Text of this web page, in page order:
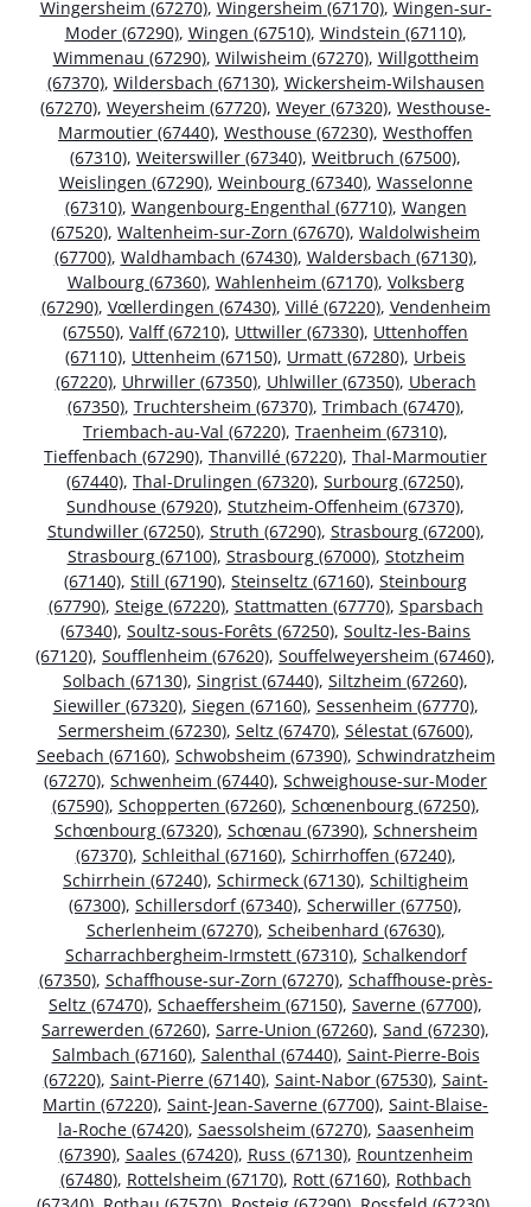
Wingersheim (67270), Wingersheim (67170), Wingen-sur-
Moder (67290), Wingen (67510), Windstein (67110),
Wimmenau (67290), Wilwisheim (67270), Willgottheim
(67370), Wildersbach (67130), Wickersheim-Wilshausen
(67270), Weyersheim (67720), Weyer (67320), Westhouse-
Marmoutier (67440), Westhouse (67230), Westhoffen
(67310), Weiterswiller (67340), Weitbruch (67500),
Weislingen (67290), Weinbourg (67340), Wasselonne
(67310), Wangenbourg-Engenthal (67710), Wangen
(67520), Waltenheim-sur-Zorn (67670), Waldolwisheim
(67700), Waldhambach (67430), Waldersbach (67130),
Walbourg (67360), Wahlenheim (67170), Volksberg
(67290), Vœllerdingen (67430), Villé (67220), Vendenheim
(67550), Valff (67210), Uttwiller (67330), Uttenhoffen
(67110), Uttenheim (67150), Urmatt (67280), Urbeis
(67220), Uhrwiller (67350), Uhlwiller (67350), Uberach
(67350), Truchtersheim (67370), Trimbach (67470),
Triembach-au-Val (67220), Traenheim (67310),
Tieffenbach (67290), Thanvillé (67220), Thal-Marmoutier
(67440), Thal-Drulingen (67320), Surbourg (67250),
Sundhouse (67920), Stutzheim-Offenheim (67370),
Stundwiller (67250), Struth (67290), Strasbourg (67200),
Strasbourg (67100), Strasbourg (67000), Stotzheim
(67140), Still (67190), Steinseltz (67160), Steinbourg
(67790), Steige (67220), Stattmatten (67770), Sparsbach
(67340), Soultz-sous-Forêts (67250), Soultz-les-Bains
(67120), Soufflenheim (67620), Souffelweyersheim (67460),
Solbach (67130), Singrist (67440), Siltzheim (67260),
Siewiller (67320), Siegen (67160), Sessenheim (67770),
Sermersheim (67230), Seltz (67470), Sélestat (67600),
Seebach (67160), Schwobsheim (67390), Schwindratzheim
(67270), Schwenheim (67440), Schweighouse-sur-Moder
(67590), Schopperten (67260), Schœnenbourg (67250),
Schœnbourg (67320), Schœnau (67390), Schnersheim
(67370), Schleithal (67160), Schirrhoffen (67240),
Schirrhein (67240), Schirmeck (67130), Schiltigheim
(67300), Schillersdorf (67340), Scherwiller (67750),
Scherlenheim (67270), Scheibenhard (67630),
Scharrachbergheim-Irmstett (67310), Schalkendorf
(67350), Schaffhouse-sur-Zorn (67270), Schaffhouse-près-
Seltz (67470), Schaeffersheim (67150), Saverne (67700),
Sarrewerden (67260), Sarre-Union (67260), Sand (67230),
Salmbach (67160), Salenthal (67440), Saint-Pierre-Bois
(67220), Saint-Pierre (67140), Saint-Nabor (67530), Saint-
Martin (67220), Saint-Jean-Saverne (67700), Saint-Blaise-
la-Roche (67420), Saessolsheim (67270), Saasenheim
(67390), Saales (67420), Russ (67130), Rountzenheim
(67480), Rottelsheim (67170), Rott (67160), Rothbach